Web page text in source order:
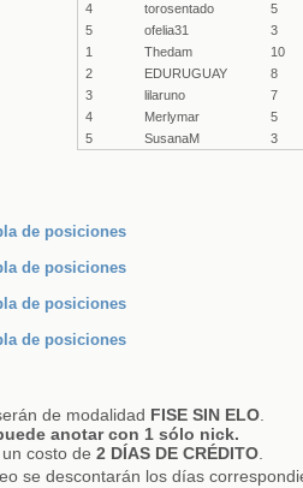
4
torosentado
5
5
ofelia31
3
1
Thedam
10
2
EDURUGUAY
8
3
lilaruno
7
4
Merlymar
5
5
SusanaM 3
de posiciones
de posiciones
de posiciones
de posiciones
de modalidad FISE SIN ELO.
anotar con 1 sólo nick.
costo de 2 DÍAS DE CRÉDITO.
se descontarán los días